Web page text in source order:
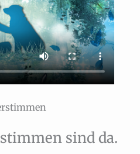
sind da.